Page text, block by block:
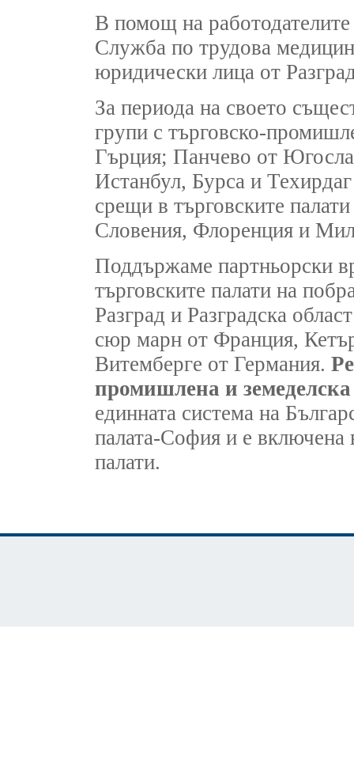
В помощ на
Служба по трудова
юридически лица от
За периода на своето
групи с търговско-
Гърция; Панчево от
Истанбул, Бурса и
срещи в търговските
Словения, Флоренция и
Поддържаме партньорски
търговските палати на
Разград и Разградска
сюр марн от Франция,
Витемберге от Германия.
промишлена и
единната система на
палата-София и е включена
палати.